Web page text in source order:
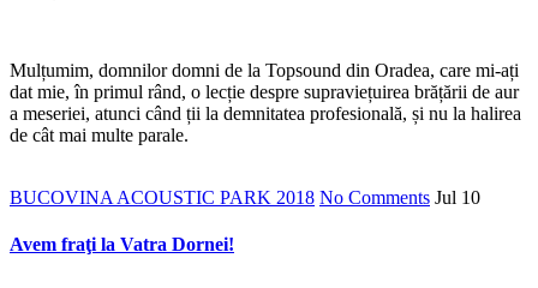
Mulțumim, domnilor domni de la Topsound din Oradea, care mi-ați
dat mie, în primul rând, o lecție despre supraviețuirea brățării de aur
a meseriei, atunci când ții la demnitatea profesională, și nu la halirea
de cât mai multe parale.
BUCOVINA ACOUSTIC PARK 2018 No Comments Jul 10
Avem fraţi la Vatra Dornei!